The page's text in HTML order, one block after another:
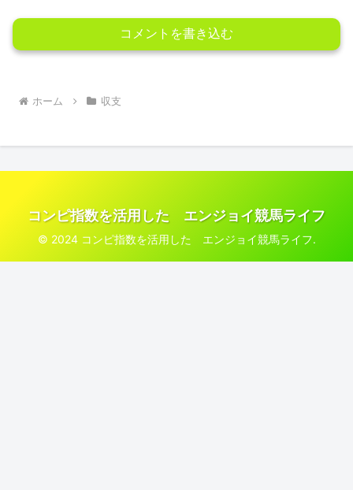
コメントを書き込む
ホーム 収支
コンピ指数を活用した エンジョイ競馬ライフ
© 2024 コンピ指数を活用した エンジョイ競馬ライフ.